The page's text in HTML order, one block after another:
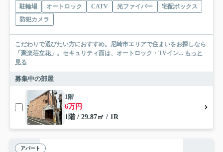
駐輪場 オートロック CATV 光ファイバー
宅配ボックス
防犯カメラ
こだわりで選びたい方におすすめ。尼崎市エリアで住まいをお探しなら
「聚楽荘立花」。セキュリティ面は、オートロック・TVイン... もっと
見る
募集中の部屋
1階
6万円
1階 / 29.87㎡ / 1R
アパート